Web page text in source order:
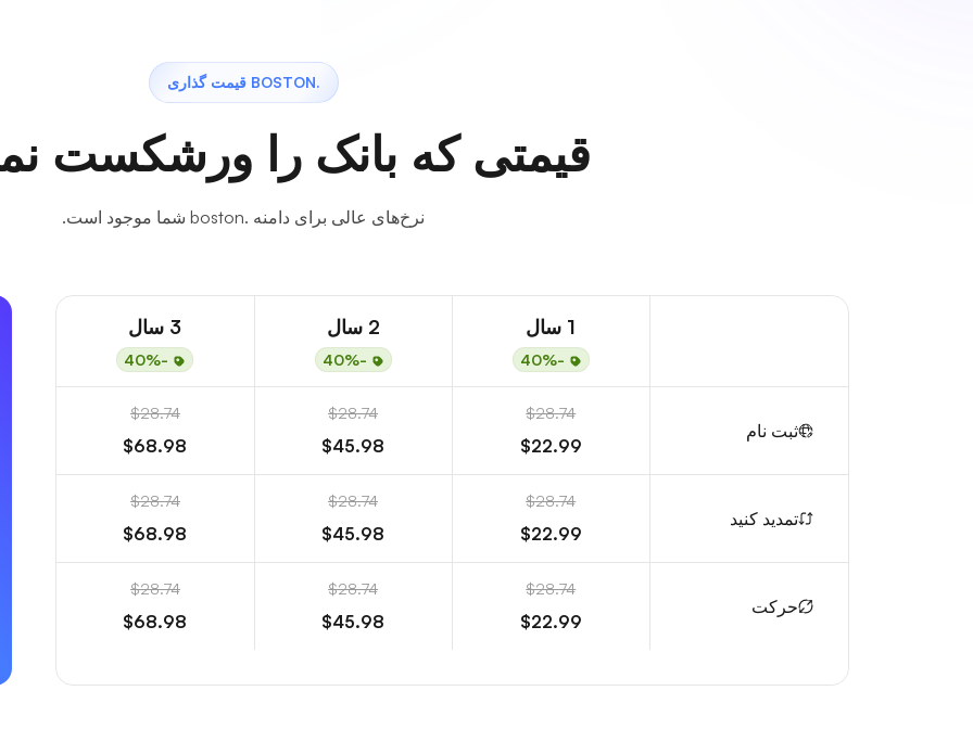
.BOSTON قیمت گذاری
قیمتی که بانک را ورشکست
نرخ‌های عالی برای دامنه .boston شما موجود است.
1 سال
-40%
2 سال
-40%
3 سال
-40%
ثبت نام
$28.74
$22.99
$28.74
$45.98
$28.74
$68.98
تمدید کنید
$28.74
$22.99
$28.74
$45.98
$28.74
$68.98
حرکت
$28.74
$22.99
$28.74
$45.98
$28.74
$68.98